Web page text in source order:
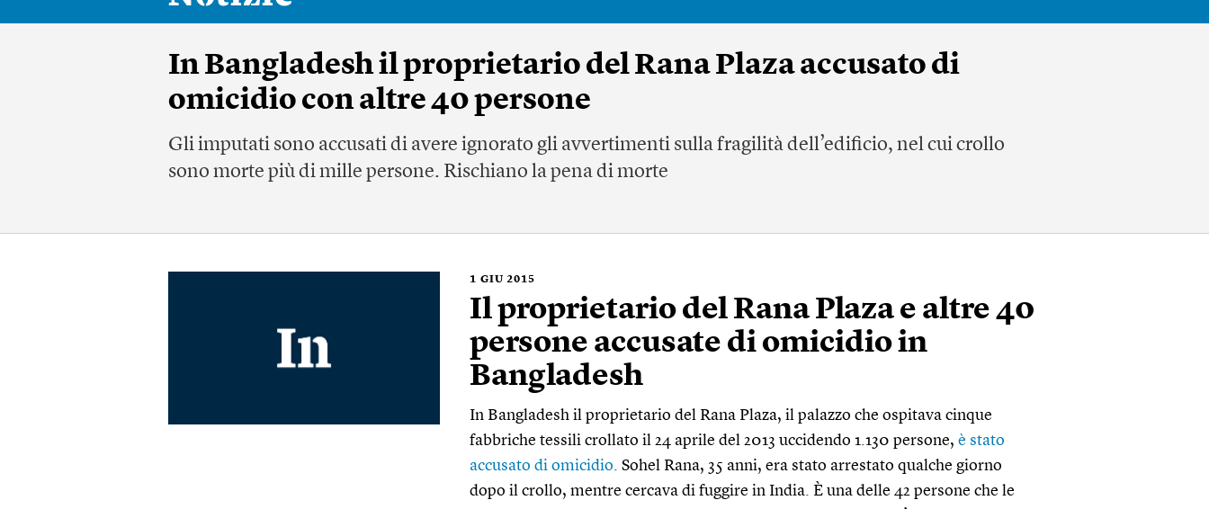
In Bangladesh il proprietario del Rana Plaza accusato di
omicidio con altre 40 persone
Gli imputati sono accusati di avere ignorato gli avvertimenti sulla fragilità dell’edificio, nel cui crollo
sono morte più di mille persone. Rischiano la pena di morte
1 GIU 2015
Il proprietario del Rana Plaza e altre 40
persone accusate di omicidio in
Bangladesh
In Bangladesh il proprietario del Rana Plaza, il palazzo che ospitava cinque
fabbriche tessili crollato il 24 aprile del 2013 uccidendo 1.130 persone, è stato
accusato di omicidio. Sohel Rana, 35 anni, era stato arrestato qualche giorno
dopo il crollo, mentre cercava di fuggire in India. È una delle 42 persone che le